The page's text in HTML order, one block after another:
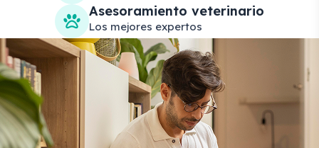
Asesoramiento veterinario
Los mejores expertos